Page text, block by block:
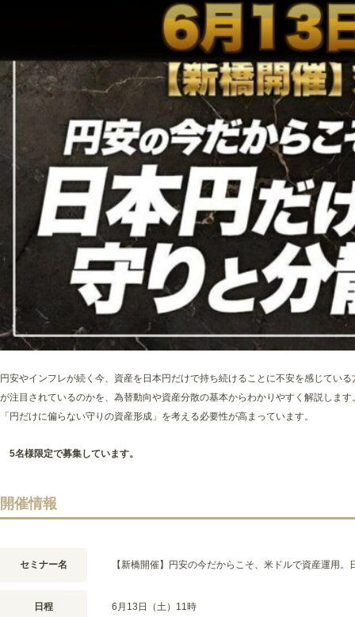
円安やインフレが続く今、資産を日本円だけで持ち続けることに不安を感じてい
が注目されているのかを、為替動向や資産分散の基本からわかりやすく解説しま
「円だけに偏らない守りの資産形成」を考える必要性が高まっています。
5名様限定で募集しています。
開催情報
セミナー名 【新橋開催】円安の今だからこそ、米ドルで資産運用
日程 6月13日（土）11時